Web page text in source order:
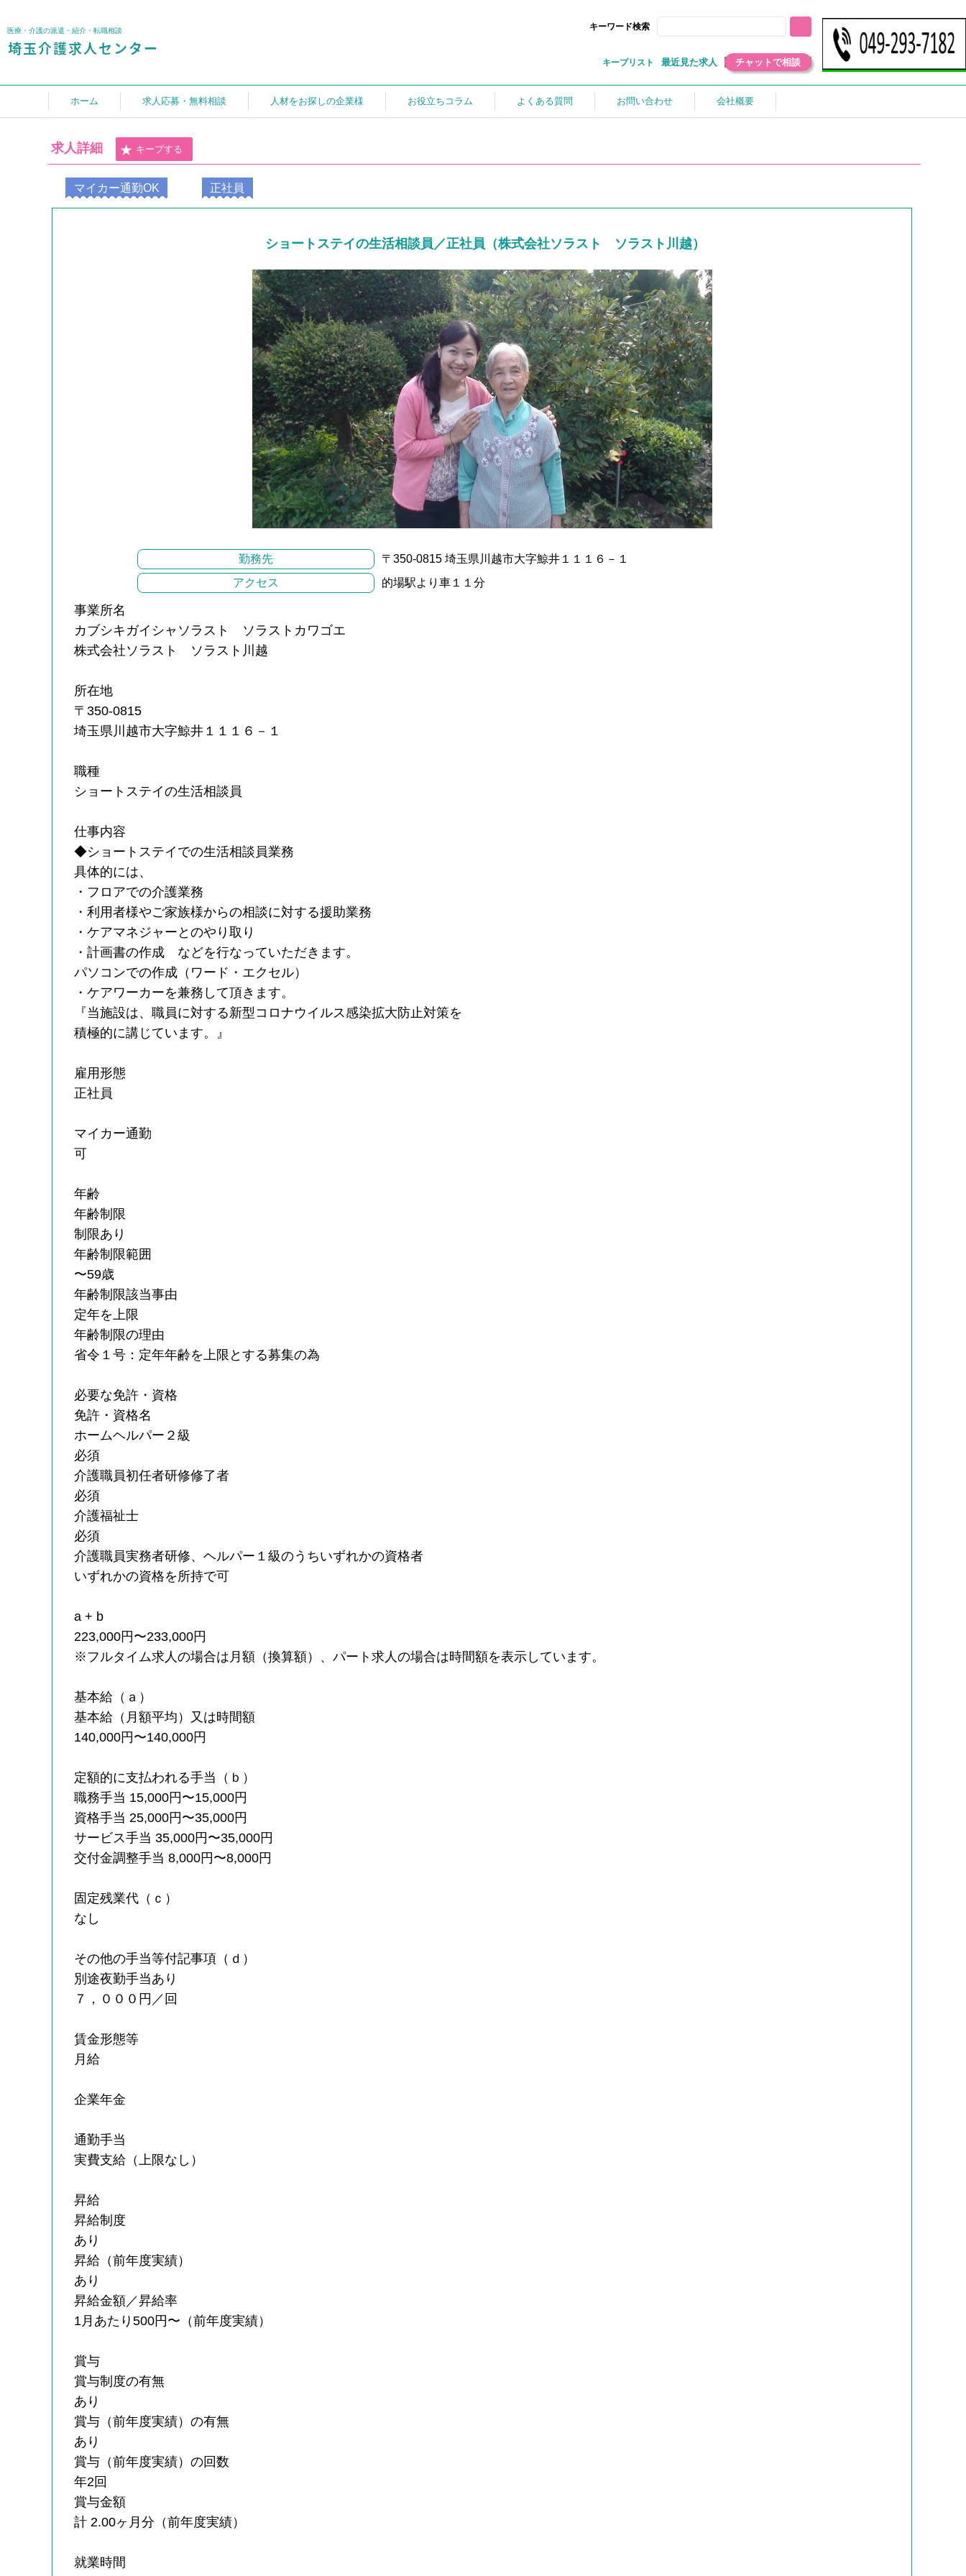
医療・介護の派遣・紹介・転職相談 キーワード検索
キープリスト 最近見た求人 チャットで相談
ホーム 求人応募・無料相談 人材をお探しの企業様 お役立ちコラム よくある質問 お問い合わせ 会社概要
求人詳細 キープする
マイカー通勤OK 正社員
ショートステイの生活相談員／正社員（株式会社ソラスト ソラスト川越）
勤務先
〒350-0815 埼玉県川越市大字鯨井１１１６－１
アクセス
的場駅より車１１分
事業所名
カブシキガイシャソラスト ソラストカワゴエ
株式会社ソラスト ソラスト川越
所在地
〒350-0815
埼玉県川越市大字鯨井１１１６－１
職種
ショートステイの生活相談員
仕事内容
◆ショートステイでの生活相談員業務
具体的には、
・フロアでの介護業務
・利用者様やご家族様からの相談に対する援助業務
・ケアマネジャーとのやり取り
・計画書の作成 などを行なっていただきます。
パソコンでの作成（ワード・エクセル）
・ケアワーカーを兼務して頂きます。
『当施設は、職員に対する新型コロナウイルス感染拡大防止対策を
積極的に講じています。』
雇用形態
正社員
マイカー通勤
可
年齢
年齢制限
制限あり
年齢制限範囲
〜59歳
年齢制限該当事由
定年を上限
年齢制限の理由
省令１号：定年年齢を上限とする募集の為
必要な免許・資格
免許・資格名
ホームヘルパー２級
必須
介護職員初任者研修修了者
必須
介護福祉士
必須
介護職員実務者研修、ヘルパー１級のうちいずれかの資格者
いずれかの資格を所持で可
a + b
223,000円〜233,000円
※フルタイム求人の場合は月額（換算額）、パート求人の場合は時間額を表示しています。
基本給（ａ）
基本給（月額平均）又は時間額
140,000円〜140,000円
定額的に支払われる手当（ｂ）
職務手当 15,000円〜15,000円
資格手当 25,000円〜35,000円
サービス手当 35,000円〜35,000円
交付金調整手当 8,000円〜8,000円
固定残業代（ｃ）
なし
その他の手当等付記事項（ｄ）
別途夜勤手当あり
７，０００円／回
賃金形態等
月給
企業年金
通勤手当
実費支給（上限なし）
昇給
昇給制度
あり
昇給（前年度実績）
あり
昇給金額／昇給率
1月あたり500円〜（前年度実績）
賞与
賞与制度の有無
あり
賞与（前年度実績）の有無
あり
賞与（前年度実績）の回数
年2回
賞与金額
計 2.00ヶ月分（前年度実績）
就業時間